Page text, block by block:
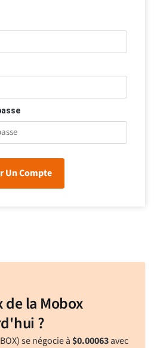
Un Compte
de la Mobox
?
se négocie à$0.00063avec